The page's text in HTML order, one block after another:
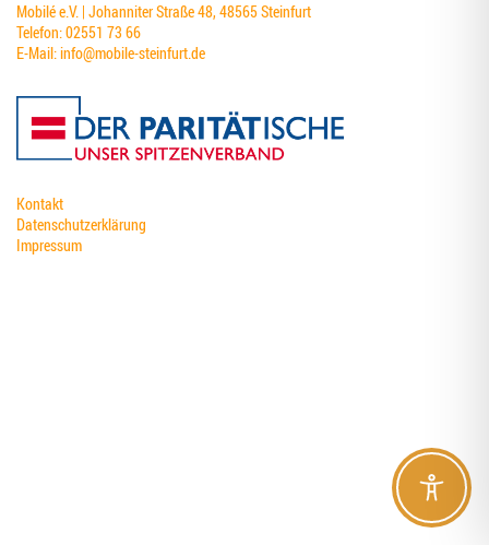
Mobilé e.V. | Johanniter Straße 48, 48565 Steinfurt
Telefon: 02551 73 66
E-Mail:info@mobile-steinfurt.de
Kontakt
Datenschutzerklärung
Impressum